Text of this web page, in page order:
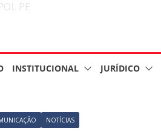
INSTITUCIONAL JURÍDICO
NOTÍCIAS